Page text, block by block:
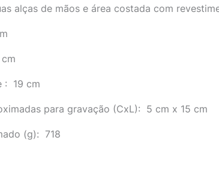
alças de mãos e área costada com
: 19 cm
para gravação (CxL): 5 cm x 15 cm
(g): 718